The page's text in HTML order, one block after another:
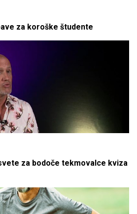
za koroške študente
za bodoče tekmovalce kviza